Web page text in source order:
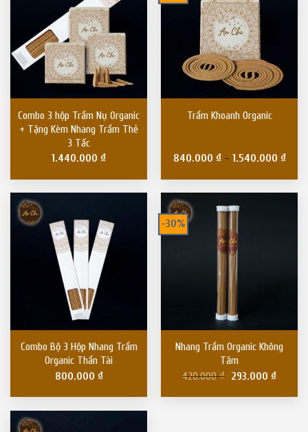
Combo 3 hộp Trầm Nụ Organic
+ Tặng Kèm Nhang Trầm Thẻ
3 Tấc
1.440.000 ₫
Trầm Khoanh Organic
840.000 ₫– 1.540.000 ₫
Combo Bộ 3 Hộp Nhang Trầm
Organic Thần Tài
800.000 ₫
-30%
Nhang Trầm Organic Không
Tăm
420.000₫ 293.000 ₫